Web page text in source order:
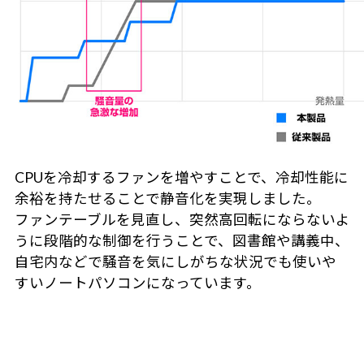
CPUを冷却するファンを増やすことで、冷却性能に
余裕を持たせることで静音化を実現しました。
ファンテーブルを見直し、突然高回転にならないよ
うに段階的な制御を行うことで、図書館や講義中、
自宅内などで騒音を気にしがちな状況でも使いや
すいノートパソコンになっています。